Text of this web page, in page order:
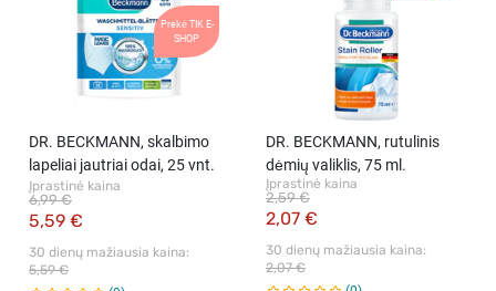
Prekė TIK E-
SHOP
DR. BECKMANN, skalbimo
lapeliai jautriai odai, 25 vnt.
Įprastinė kaina
5,59 €
6,99 €
30 dienų mažiausia kaina:
5,59 €
DR. BECKMANN, rutulinis
dėmių valiklis, 75 ml.
Įprastinė kaina
2,07 €
2,59 €
30 dienų mažiausia kaina:
2,07 €